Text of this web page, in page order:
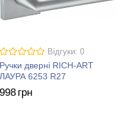
Відгуки: 0
Ручки дверні RICH-ART
ЛАУРА 6253 R27
998 грн